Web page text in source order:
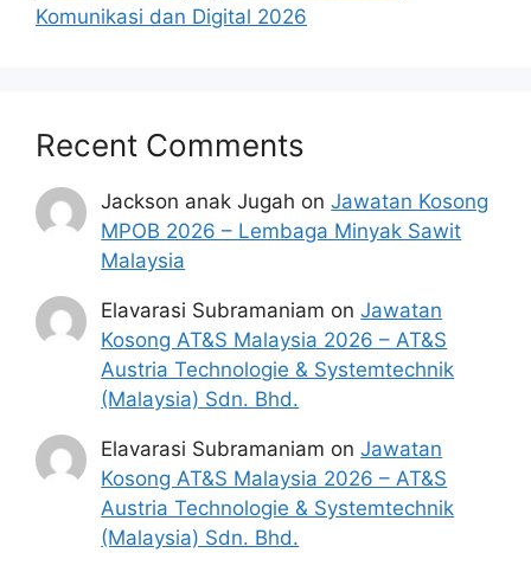
Komunikasi dan Digital 2026
Recent Comments
Jackson anak Jugah onJawatan Kosong
MPOB 2026 – Lembaga Minyak Sawit
Malaysia
Elavarasi Subramaniam onJawatan
Kosong AT&S Malaysia 2026 – AT&S
Austria Technologie & Systemtechnik
(Malaysia) Sdn. Bhd.
Elavarasi Subramaniam onJawatan
Kosong AT&S Malaysia 2026 – AT&S
Austria Technologie & Systemtechnik
(Malaysia) Sdn. Bhd.